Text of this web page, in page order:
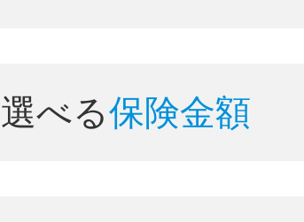
選べる保険金額